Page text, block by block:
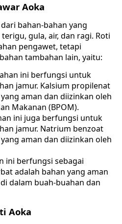
Aoka
bahan-bahan yang
gula, air, dan ragi. Roti
pengawet, tetapi
tambahan lain, yaitu:
ini berfungsi untuk
jamur. Kalsium propilenat
aman dan diizinkan oleh
Makanan (BPOM).
ini juga berfungsi untuk
jamur. Natrium benzoat
aman dan diizinkan oleh
ini berfungsi sebagai
adalah bahan yang aman
dalam buah-buahan dan
Aoka